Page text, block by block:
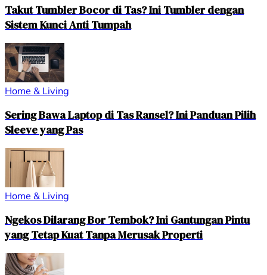
Takut Tumbler Bocor di Tas? Ini Tumbler dengan
Sistem Kunci Anti Tumpah
Home & Living
Sering Bawa Laptop di Tas Ransel? Ini Panduan Pilih
Sleeve yang Pas
Home & Living
Ngekos Dilarang Bor Tembok? Ini Gantungan Pintu
yang Tetap Kuat Tanpa Merusak Properti